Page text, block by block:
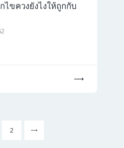
ไขควงยังไงให้ถูกกับ
Page
2